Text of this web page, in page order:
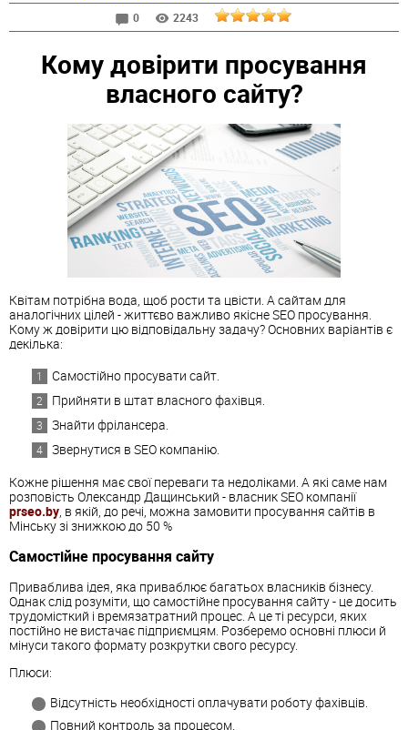
0
2243
Кому довірити просування
власного сайту?
Квітам потрібна вода, щоб рости та цвісти. А сайтам для
аналогічних цілей - життєво важливо якісне SEO просування.
Кому ж довірити цю відповідальну задачу? Основних варіантів є
декілька:
Самостійно просувати сайт.
Прийняти в штат власного фахівця.
Знайти фрілансера.
Звернутися в SEO компанію.
Кожне рішення має свої переваги та недоліками. А які саме нам
розповість Олександр Дащинський - власник SEO компанії
prseo.by, в якій, до речі, можна замовити просування сайтів в
Мінськузі знижкоюдо 50 %
Самостійне просування сайту
Приваблива ідея, яка приваблює багатьох власників бізнесу.
Однак слід розуміти, що самостійне просування сайту - це досить
трудомісткий і времязатратний процес. А це ті ресурси, яких
постійно не вистачає підприємцям. Розберемо основні плюси й
мінуси такого формату розкрутки свого ресурсу.
Плюси:
Відсутність необхідності оплачувати роботу фахівців.
Повний контроль за процесом.